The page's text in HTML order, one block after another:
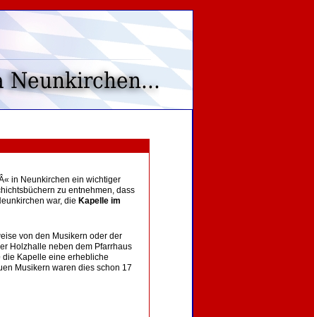
in Neunkirchen ein wichtiger
zu entnehmen, dass
war, die Kapelle im
von den Musikern oder der
Holzhalle neben dem Pfarrhaus
die Kapelle eine erhebliche
Musikern waren dies schon 17